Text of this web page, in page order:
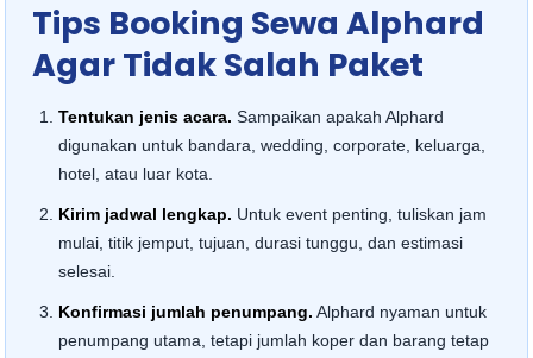
Tips Booking Sewa Alphard
Agar Tidak Salah Paket
Tentukan jenis acara. Sampaikan apakah Alphard
digunakan untuk bandara, wedding, corporate, keluarga,
hotel, atau luar kota.
Kirim jadwal lengkap. Untuk event penting, tuliskan jam
mulai, titik jemput, tujuan, durasi tunggu, dan estimasi
selesai.
Konfirmasi jumlah penumpang. Alphard nyaman untuk
penumpang utama, tetapi jumlah koper dan barang tetap